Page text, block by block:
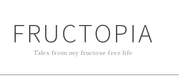
FRUCTOPIA
Tales from my fructose free life